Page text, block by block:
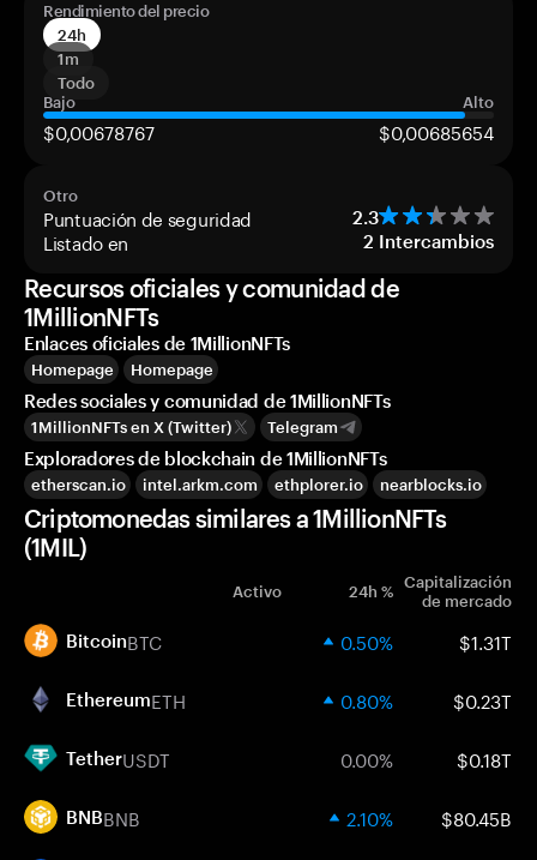
Rendimiento del precio
24h
1m
Todo
Bajo
Alto
$0,00678767 $0,00685654
Otro
Puntuación de seguridad 2.3
Listado en 2 Intercambios
Recursos oficiales y comunidad de
1MillionNFTs
Enlaces oficiales de 1MillionNFTs
Homepage Homepage
Redes sociales y comunidad de 1MillionNFTs
1MillionNFTs en X (Twitter) Telegram
Exploradores de blockchain de 1MillionNFTs
etherscan.io intel.arkm.com ethplorer.io nearblocks.io
Criptomonedas similares a 1MillionNFTs
(1MIL)
Activo 24h % Capitalización
de mercado
BitcoinBTC 0.50% $1.31T
EthereumETH 0.80% $0.23T
TetherUSDT 0.00% $0.18T
BNBBNB 2.10% $80.45B